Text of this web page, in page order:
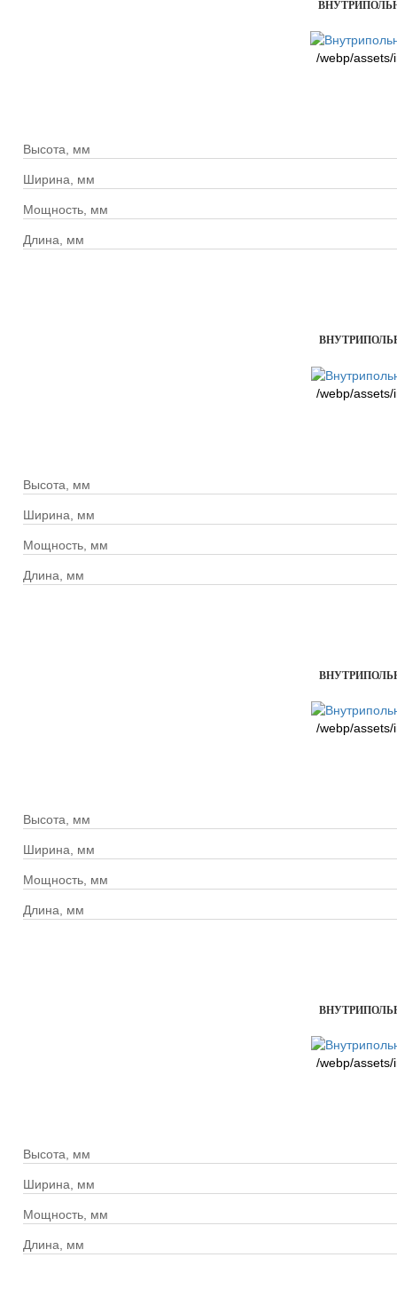
/webp/
Высота, мм
Ширина, мм
Мощность, мм
Длина, мм
/webp/
Высота, мм
Ширина, мм
Мощность, мм
Длина, мм
/webp/
Высота, мм
Ширина, мм
Мощность, мм
Длина, мм
/webp/
Высота, мм
Ширина, мм
Мощность, мм
Длина, мм